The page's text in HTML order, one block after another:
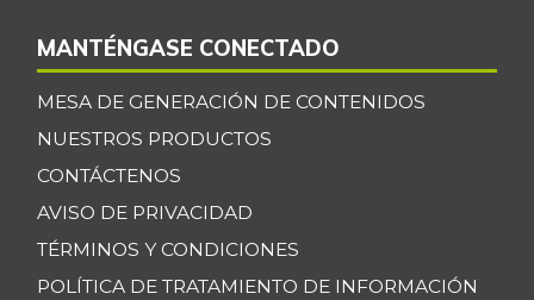
MANTÉNGASE CONECTADO
MESA DE GENERACIÓN DE CONTENIDOS
NUESTROS PRODUCTOS
CONTÁCTENOS
AVISO DE PRIVACIDAD
TÉRMINOS Y CONDICIONES
POLÍTICA DE TRATAMIENTO DE INFORMACIÓN